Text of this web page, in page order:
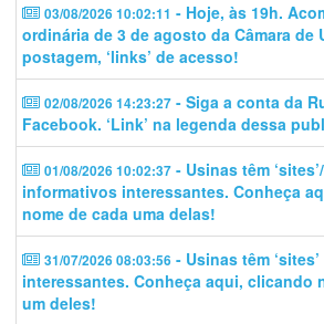
03/08/2026 10:02:11 - Hoje, às 19h.
ordinária de 3 de agosto da Câmara de
postagem, ‘links’ de acesso!
02/08/2026 14:23:27 - Siga a conta da
Facebook. ‘Link’ na legenda dessa
01/08/2026 10:02:37 - Usinas têm
informativos interessantes. Conheça
nome de cada uma delas!
31/07/2026 08:03:56 - Usinas têm
interessantes. Conheça aqui, clicando
um deles!